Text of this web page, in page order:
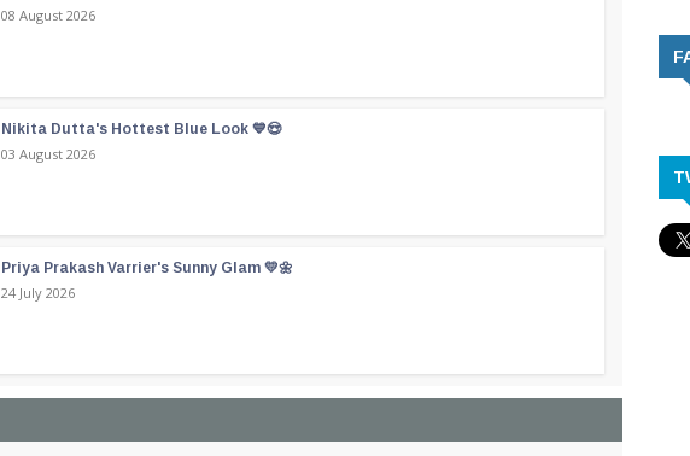
08 August 2026
Nikita Dutta's Hottest Blue Look 💙😍
03 August 2026
Priya Prakash Varrier's Sunny Glam 💛🌼
24 July 2026